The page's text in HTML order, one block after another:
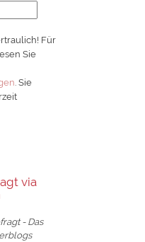
Für
Sie
. Sie
via
- Das